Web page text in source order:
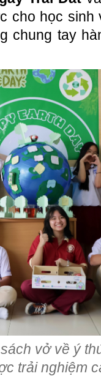
cho học
chung tay
vở về ý
trải nghiệm